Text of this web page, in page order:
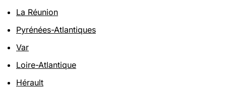
La Réunion
Pyrénées-Atlantiques
Var
Loire-Atlantique
Hérault